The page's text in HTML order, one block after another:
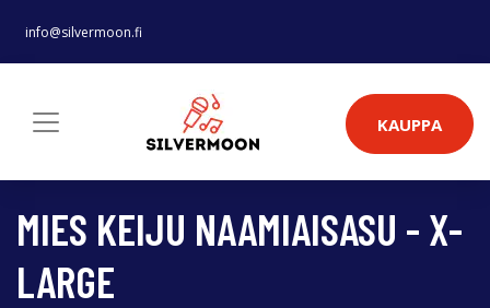
info@silvermoon.fi
KAUPPA
MIES KEIJU NAAMIAISASU - X-
LARGE